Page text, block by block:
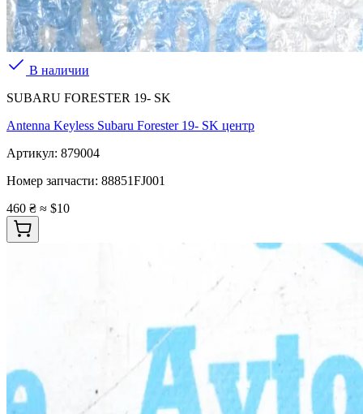
В наличии
SUBARU FORESTER 19- SK
Antenna Keyless Subaru Forester 19- SK центр
Артикул: 879004
Номер запчасти: 88851FJ001
460 ₴ ≈ $10